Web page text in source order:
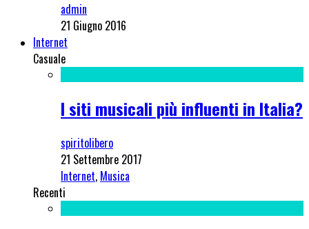
admin
21 Giugno 2016
Internet
Casuale
I siti musicali più influenti in Italia?
spiritolibero
21 Settembre 2017
Internet, Musica
Recenti